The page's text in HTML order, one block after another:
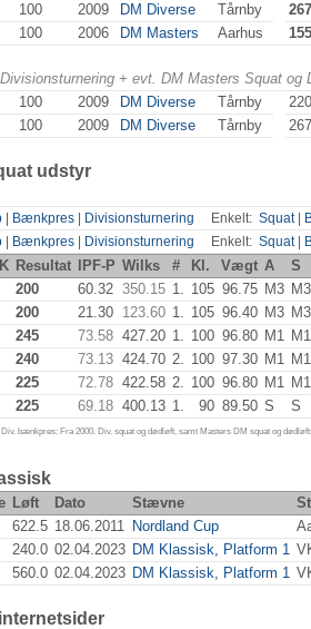
100 2009 DM Diverse Tårnby
100 2006 DM Masters Aarhus 155
+ evt. DM Masters Squat
100 2009 DM Diverse Tårnby
220
100 2009 DM Diverse Tårnby
udstyr
Bænkpres Divisionsturnering Enkelt: Squat|
Bænkpres Divisionsturnering Enkelt: Squat|
K Resultat IPF-P Wilks # Kl. Vægt A
S
200 60.32 350.15 1. 105 96.75 M3 M3
200 21.30 123.60 1. 105 96.40 M3 M3
245 73.58 427.20 1. 100 96.80 M1 M1
240 73.13 424.70 2. 100 97.30 M1 M1
225 72.78 422.58 2. 100 96.80 M1 M1
225 69.18 400.13 1. 90 89.50 S S
bænkpres: Fra 2000. Div. squat og dødløft, samt Masters DM squat og
Løft Dato Stævne
622.5 18.06.2011 Nordland Cup
240.0 02.04.2023 DM Klassisk, Platform 1
560.0 02.04.2023 DM Klassisk, Platform 1